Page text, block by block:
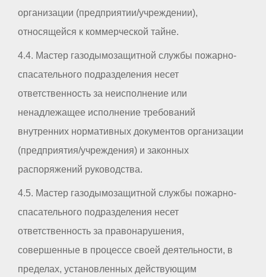
организации (предприятии/учреждении),
относящейся к коммерческой тайне.
4.4. Мастер газодымозащитной службы пожарно-
спасательного подразделения несет
ответственность за неисполнение или
ненадлежащее исполнение требований
внутренних нормативных документов организации
(предприятия/учреждения) и законных
распоряжений руководства.
4.5. Мастер газодымозащитной службы пожарно-
спасательного подразделения несет
ответственность за правонарушения,
совершенные в процессе своей деятельности, в
пределах, установленных действующим